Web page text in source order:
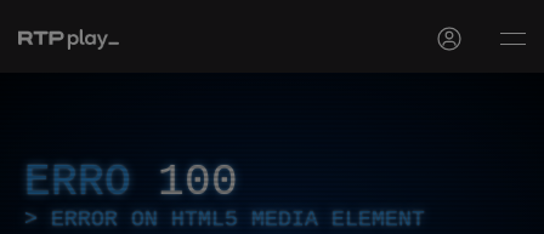
ERRO 100
ERROR ON HTML5 MEDIA ELEMENT